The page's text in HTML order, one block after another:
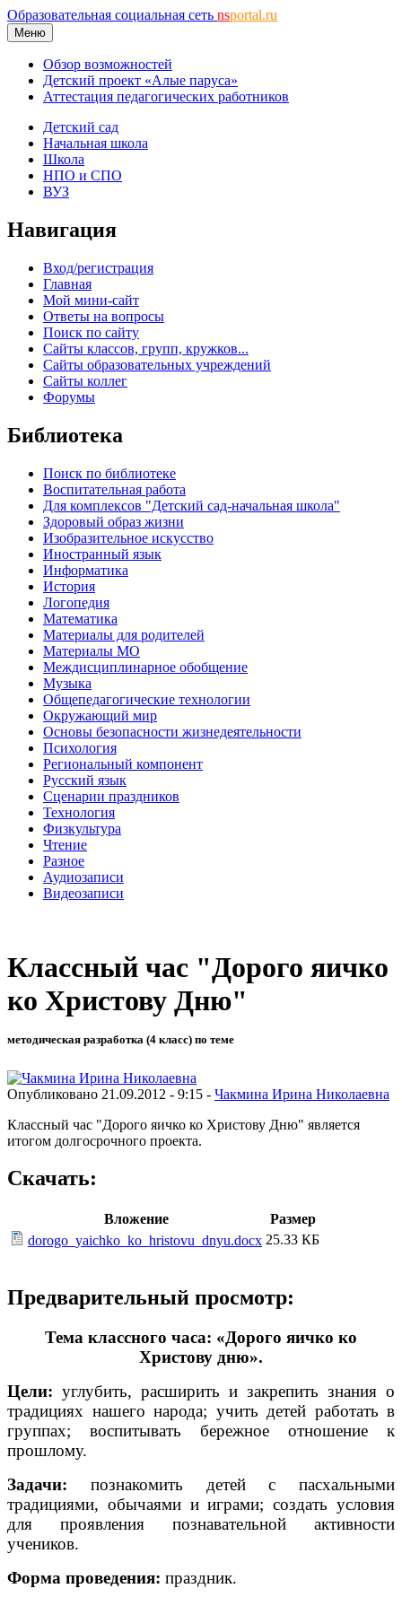
Образовательная социальная сеть nsportal.ru
Меню
Обзор возможностей
Детский проект «Алые паруса»
Аттестация педагогических работников
Детский сад
Начальная школа
Школа
НПО и СПО
ВУЗ
Навигация
Вход/регистрация
Главная
Мой мини-сайт
Ответы на вопросы
Поиск по сайту
Сайты классов, групп, кружков...
Сайты образовательных учреждений
Сайты коллег
Форумы
Библиотека
Поиск по библиотеке
Воспитательная работа
Для комплексов "Детский сад-начальная школа"
Здоровый образ жизни
Изобразительное искусство
Иностранный язык
Информатика
История
Логопедия
Математика
Материалы для родителей
Материалы МО
Междисциплинарное обобщение
Музыка
Общепедагогические технологии
Окружающий мир
Основы безопасности жизнедеятельности
Психология
Региональный компонент
Русский язык
Сценарии праздников
Технология
Физкультура
Чтение
Разное
Аудиозаписи
Видеозаписи
Классный час "Дорого яичко
ко Христову Дню"
методическая разработка (4 класс) по теме
Опубликовано 21.09.2012 - 9:15 - Чакмина Ирина Николаевна
Классный час "Дорого яичко ко Христову Дню" является
итогом долгосрочного проекта.
Скачать:
Вложение
Размер
dorogo_yaichko_ko_hristovu_dnyu.docx 25.33 КБ
Предварительный просмотр:
Тема классного часа: «Дорого яичко ко
Христову дню».
Цели: углубить, расширить и закрепить знания о
традициях нашего народа; учить детей работать в
группах; воспитывать бережное отношение к
прошлому.
Задачи: познакомить детей с пасхальными
традициями, обычаями и играми; создать условия
для проявления познавательной активности
учеников.
Форма проведения: праздник.